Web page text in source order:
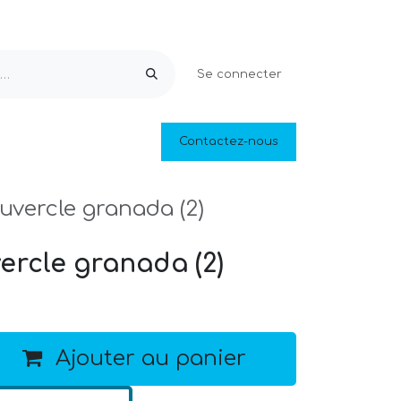
Se connecter
Piscines naturelles
Contactez-nous
granada (2)
granada (2)
Ajouter au panier